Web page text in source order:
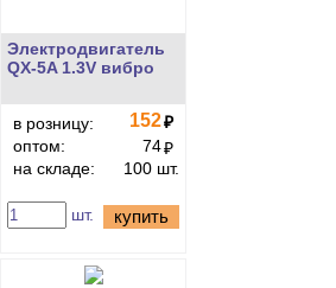
Электродвигатель
QX-5A 1.3V вибро
в розницу: 152₽
оптом:
74₽
на складе:
100 шт.
шт. купить